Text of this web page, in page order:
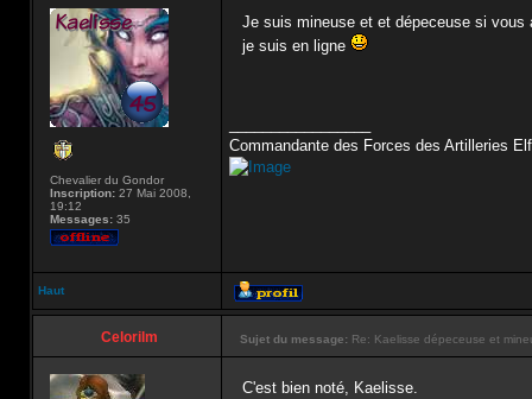
Chevalier du Gondor
Inscription: 27 Mai 2008,
19:12
Messages: 35
Je suis mineuse et et dépeceuse si
je suis en ligne
Commandante des Forces des Artilleries
Haut
Celorilm Sujet du message: Re: Kaelisse dépeceuse et
C'est bien noté, Kaelisse.